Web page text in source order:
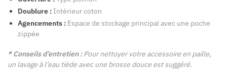
Doublure : Intérieur coton
Agencements : Espace de stockage principal avec une poche
zippée
* Conseils d’entretien :Pour nettoyer votre accessoire en paille,
un lavage à l’eau tiède avec une brosse douce est suggéré.